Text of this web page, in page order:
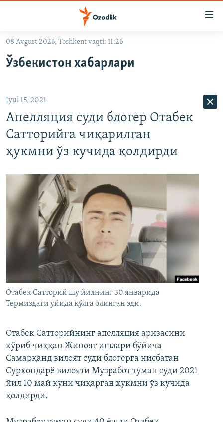
Асосий
Қидиришга
ўтинг
OZODLIK SURISHTIRUVLARI
На русском
ИЖТИМОИЙ ТАРМОҚЛАР
Озодлик бошқа тилларда
08 Avgust 2026, Toshkent vaqti: 11:26
Ўзбекистон хабарлари
Iyul 15, 2021
Апелляция суди блогер Отабек
Сатторийга чиқарилган
ҳукмни ўз кучида қолдирди
Отабек Сатторий шу йилнинг 30 январида
Термиздаги уйида қўлга олинган эди.
Отабек Сатторийнинг апелляция аризасини
кўриб чиққан Жиноят ишлари бўйича
Самарқанд вилоят суди блогерга нисбатан
Сурхондарё вилояти Музработ туман суди 2021
йил 10 май куни чиқарган ҳукмни ўз кучида
қолдирди.